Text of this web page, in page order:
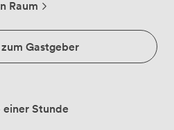
presentations and private
is perfect for your next big
experienced events team
to recommend everything to
or your
are here to ensure your
Raum
Gastgeber
einer Stunde